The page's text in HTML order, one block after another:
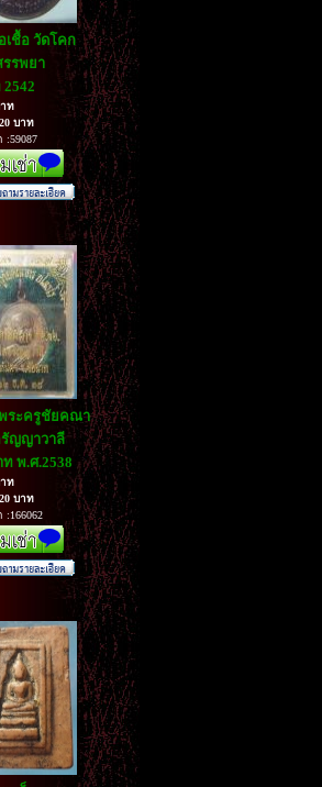
เชื้อ วัดโคก
รรพยา
ท
บาท
ระครูชัยคณา
ญญาวาลี
พ.ศ.2538
ท
บาท